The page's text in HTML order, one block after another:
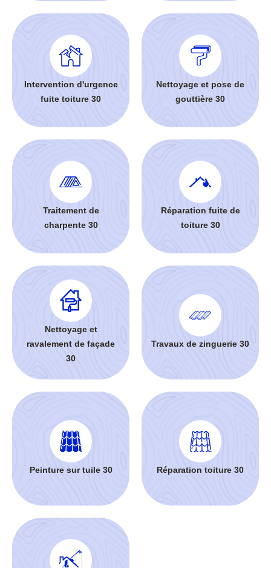
Intervention d'urgence
fuite toiture 30
Nettoyage et pose de
gouttière 30
Traitement de
charpente 30
Réparation fuite de
toiture 30
Nettoyage et
ravalement de façade
30
Travaux de zinguerie 30
Peinture sur tuile 30 Réparation toiture 30